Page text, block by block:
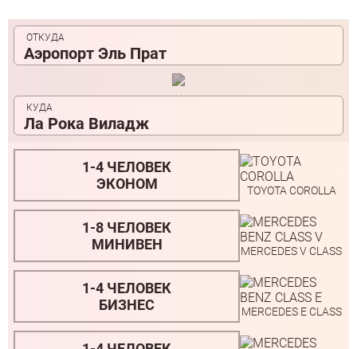
Аэропорт Эль Прат
Ла Рока Виладж
1-4 ЧЕЛОВЕК
ЭКОНОМ
TOYOTA COROLLA
1-8 ЧЕЛОВЕК
МИНИВЕН
MERCEDES V CLASS
1-4 ЧЕЛОВЕК
БИЗНЕС
MERCEDES E CLASS